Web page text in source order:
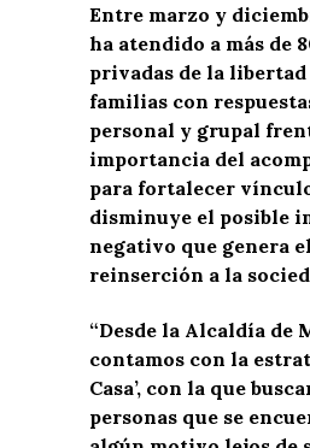
Entre marzo y
ha atendido a más de
privadas de la libertad
familias con
personal y grupal
importancia del
para fortalecer
disminuye el posible
negativo que genera
reinserción a la
“Desde la Alcaldía de
contamos con la
Casa’, con la que
personas que se